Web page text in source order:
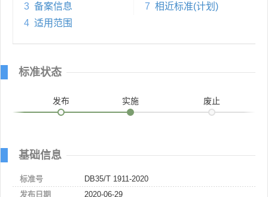
3 备案信息
4 适用范围
7 相近标准(计划)
标准状态
发布 实施 废止
基础信息
标准号
DB35/T 1911-2020
发布日期
2020-06-29